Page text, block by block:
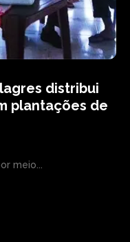
distribui
plantações de
meio...